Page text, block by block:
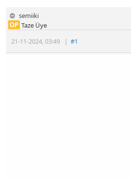
semiiki
21-11-2024,03:49 |#1
OP Taze Üye